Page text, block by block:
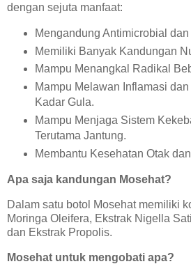
dengan sejuta manfaat:
Mengandung Antimicrobial
Memiliki Banyak Kandungan
Mampu Menangkal Radikal
Mampu Melawan Inflamasi
Kadar Gula.
Mampu Menjaga Sistem
Terutama Jantung.
Membantu Kesehatan Otak
Apa saja kandungan Mosehat?
Dalam satu botol Mosehat memiliki
Moringa Oleifera, Ekstrak Nigella
dan Ekstrak Propolis.
Mosehat untuk mengobati apa?